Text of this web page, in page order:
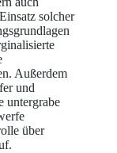
solcher
Außerdem
und
untergrabe
über